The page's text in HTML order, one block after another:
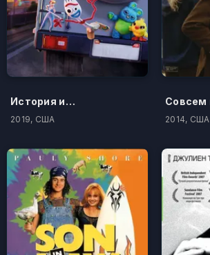
История игрушек 4
2019, США 2014, США